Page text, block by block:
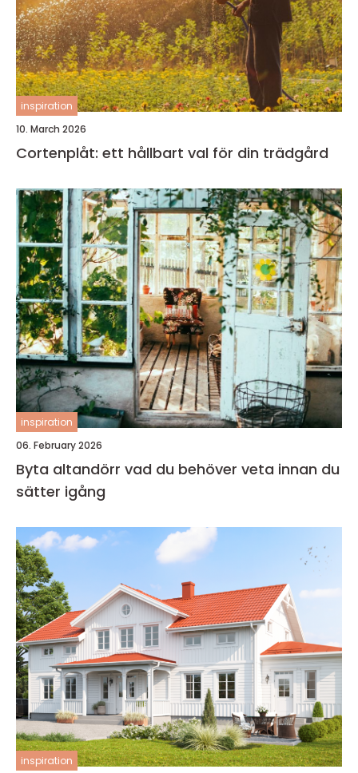
inspiration
10. March 2026
Cortenplåt: ett hållbart val för din trädgård
inspiration
06. February 2026
Byta altandörr vad du behöver veta innan du
sätter igång
inspiration